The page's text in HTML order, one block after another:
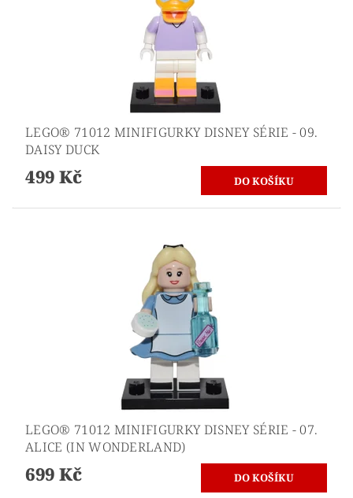
LEGO® 71012 MINIFIGURKY DISNEY SÉRIE - 09.
DAISY DUCK
499 Kč
LEGO® 71012 MINIFIGURKY DISNEY SÉRIE - 07.
ALICE (IN WONDERLAND)
699 Kč